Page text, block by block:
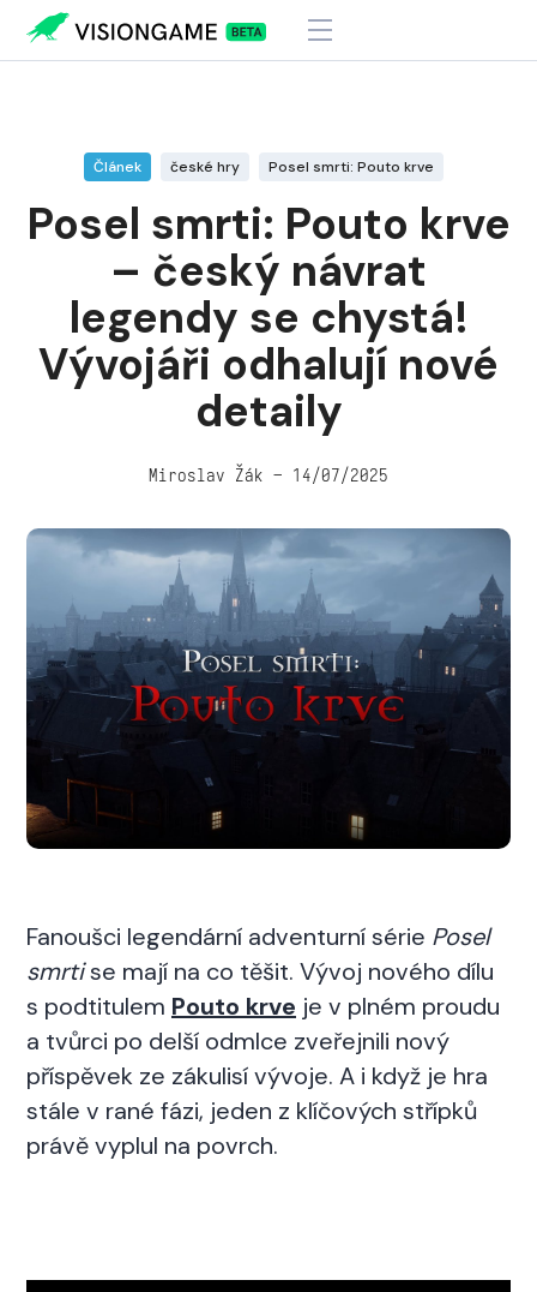
Článek české hry Posel smrti: Pouto krve
Posel smrti: Pouto krve
– český návrat
legendy se chystá!
Vývojáři odhalují nové
detaily
Miroslav Žák – 14/07/2025
Fanoušci legendární adventurní série Posel
smrtise mají na co těšit. Vývoj nového dílu
s podtitulem Pouto krve je v plném proudu
a tvůrci po delší odmlce zveřejnili nový
příspěvek ze zákulisí vývoje. A i když je hra
stále v rané fázi, jeden z klíčových střípků
právě vyplul na povrch.